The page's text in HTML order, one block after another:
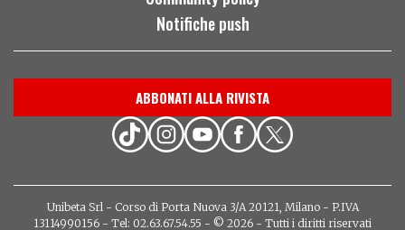
Notifiche push
ABBONATI ALLA RIVISTA
Unibeta Srl - Corso di Porta Nuova 3/A 20121, Milano - P.IVA
13114990156 - Tel: 02.63.67.54.55 - © 2026 - Tutti i diritti riservati